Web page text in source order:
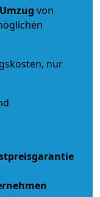
Umzug von
nur